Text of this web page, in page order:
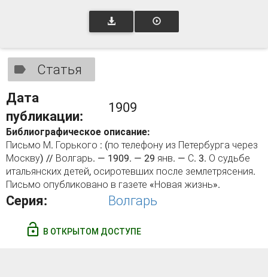
Статья
Дата
публикации:
1909
Библиографическое описание:
Письмо М. Горького : (по телефону из Петербурга через
Москву) // Волгарь. — 1909. — 29 янв. — С. 3. О судьбе
итальянских детей, осиротевших после землетрясения.
Письмо опубликовано в газете «Новая жизнь».
Серия: Волгарь
В ОТКРЫТОМ ДОСТУПЕ